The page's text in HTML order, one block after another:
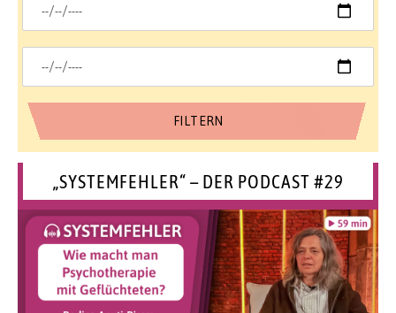
„SYSTEMFEHLER“ – DER PODCAST #29